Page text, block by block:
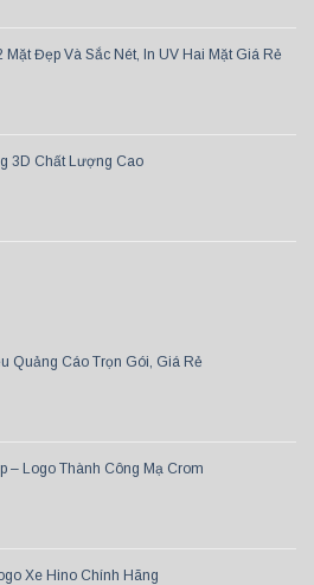
Mặt Đẹp Và Sắc Nét, In UV Hai Mặt Giá Rẻ
3D Chất Lượng Cao
Quảng Cáo Trọn Gói, Giá Rẻ
– Logo Thành Công Mạ Crom
Xe Hino Chính Hãng